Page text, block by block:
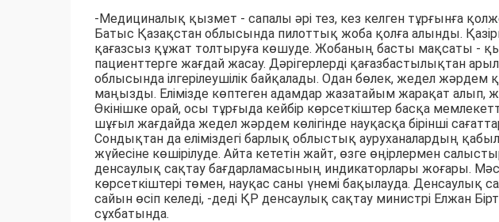
-Медициналық қызмет - сапалы әрі тез, кез келген тұрғынға
Батыс Қазақстан облысында пилоттық жоба қолға алынды.
қағазсыз құжат толтыруға көшуде. Жобаның басты мақсаты -
пациенттерге жағдай жасау. Дәрігерлерді қағазбастылықтан
облысында ілгерілеушілік байқалады. Одан бөлек, жедел жәрдем
маңызды. Елімізде көптеген адамдар жазатайым жарақат алып,
Өкінішке орай, осы тұрғыда кейбір көрсеткіштер басқа
шұғыл жағдайда жедел жәрдем көлігінде науқасқа бірінші
Сондықтан да еліміздегі барлық облыстық ауруханалардың
жүйесіне көшірілуде. Айта кететін жайт, өзге өңірлермен
денсаулық сақтау бағдарламасының индикаторлары жоғары.
көрсеткіштері төмен, науқас саны үнемі бақылауда. Денсаулық
сайын өсіп келеді, -деді ҚР денсаулық сақтау министрі Елжан
сұхбатында.